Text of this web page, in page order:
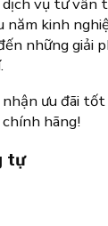
dịch vụ tư
năm kinh
những giải
ưu đãi
hãng!
tự